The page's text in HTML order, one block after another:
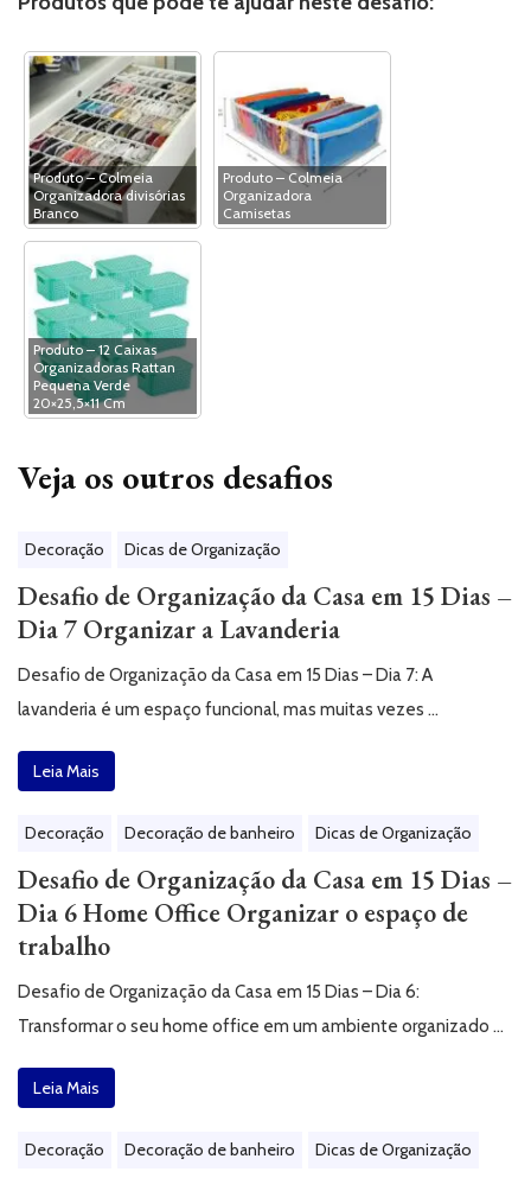
Produto – Colmeia
Organizadora divisórias
Branco
Produto – Colmeia
Organizadora
Camisetas
Produto – 12 Caixas
Organizadoras Rattan
Pequena Verde
20×25,5×11 Cm
Veja os outros desafios
Decoração Dicas de Organização
Desafio de Organização da Casa em 15 Dias –
Dia 7 Organizar a Lavanderia
Desafio de Organização da Casa em 15 Dias – Dia 7: A
lavanderia é um espaço funcional, mas muitas vezes …
Leia Mais
Decoração Decoração de banheiro Dicas de Organização
Desafio de Organização da Casa em 15 Dias –
Dia 6 Home Office Organizar o espaço de
trabalho
Desafio de Organização da Casa em 15 Dias – Dia 6:
Transformar o seu home office em um ambiente organizado …
Leia Mais
Decoração Decoração de banheiro Dicas de Organização